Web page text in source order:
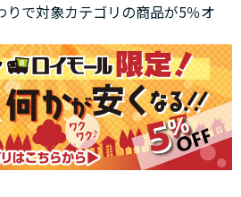
りで対象カテゴリの商品が5％オ